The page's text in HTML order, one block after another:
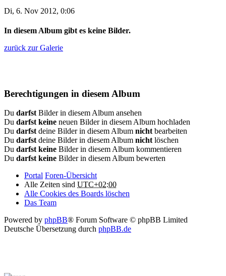
Di, 6. Nov 2012, 0:06
In diesem Album gibt es keine Bilder.
zurück zur Galerie
Berechtigungen in diesem Album
Du darfst Bilder in diesem Album ansehen
Du darfst keine neuen Bilder in diesem Album hochladen
Du darfst deine Bilder in diesem Album nicht bearbeiten
Du darfst deine Bilder in diesem Album nicht löschen
Du darfst keine Bilder in diesem Album kommentieren
Du darfst keine Bilder in diesem Album bewerten
Portal Foren-Übersicht
Alle Zeiten sind UTC+02:00
Alle Cookies des Boards löschen
Das Team
Powered by phpBB® Forum Software © phpBB Limited
Deutsche Übersetzung durch phpBB.de